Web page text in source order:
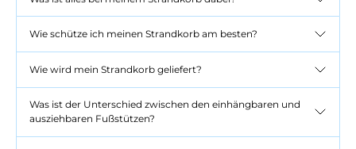
Wie schütze ich meinen Strandkorb am besten?
Wie wird mein Strandkorb geliefert?
Was ist der Unterschied zwischen den einhängbaren und
ausziehbaren Fußstützen?